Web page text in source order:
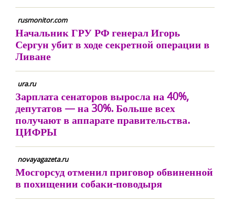
rusmonitor.com
Начальник ГРУ РФ генерал Игорь
Сергун убит в ходе секретной операции в
Ливане
ura.ru
Зарплата сенаторов выросла на 40%,
депутатов — на 30%. Больше всех
получают в аппарате правительства.
ЦИФРЫ
novayagazeta.ru
Мосгорсуд отменил приговор обвиненной
в похищении собаки-поводыря